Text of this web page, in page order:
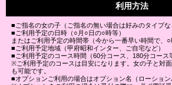
利用方法
■ご指名の女の子（ご指名の無い場合は好みのタイプな
■ご利用予定の日時（○月○日の○時等）
またはご利用予定の時間帯（今から一番早い時間で、○
■ご利用予定地域（甲府昭和インター、ご自宅など）
■ご利用予定のコース時間（60分コース、180分コース
※ご利用予定のコースは目安になります。女の子と対
も可能です。
■オプションご利用の場合はオプション名（ローション